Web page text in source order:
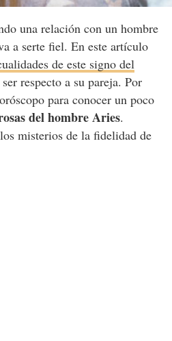
una relación con un hombre
a serte fiel. En este artículo
de este signo del
respecto a su pareja. Por
para conocer un poco
del hombre Aries.
misterios de la fidelidad de